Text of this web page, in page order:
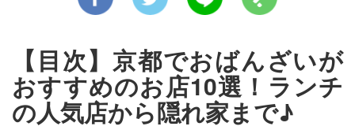
【目次】京都でおばんざいが
おすすめのお店10選！ランチ
の人気店から隠れ家まで♪